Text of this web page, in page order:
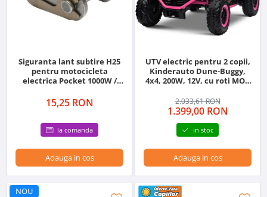
Siguranta lant subtire H25
pentru motocicleta
electrica Pocket 1000W /
15,25 RON
la comanda
Adauga in cos
UTV electric pentru 2 copii,
Kinderauto Dune-Buggy,
4x4, 200W, 12V, cu roti MOI,
2.033,61 RON
1.399,00 RON
in stoc
Adauga in cos
NOU